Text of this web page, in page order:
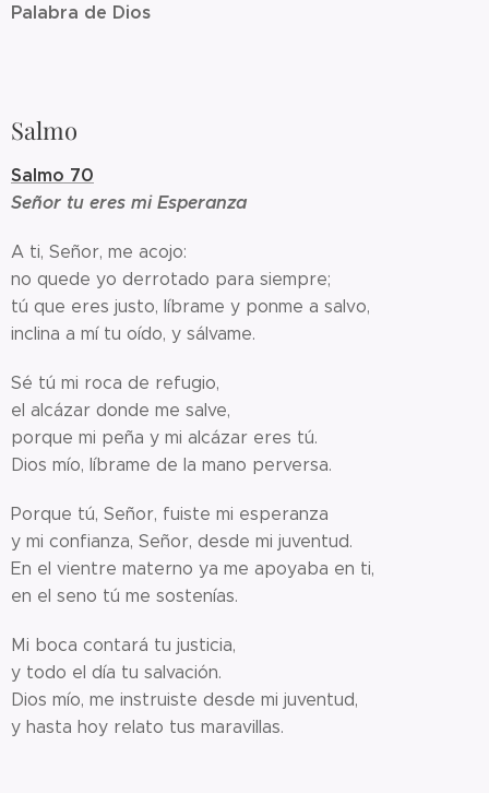
Palabra de Dios
Salmo
Salmo 70
Señor tu eres mi Esperanza
A ti, Señor, me acojo:
no quede yo derrotado para siempre;
tú que eres justo, líbrame y ponme a salvo,
inclina a mí tu oído, y sálvame.
Sé tú mi roca de refugio,
el alcázar donde me salve,
porque mi peña y mi alcázar eres tú.
Dios mío, líbrame de la mano perversa.
Porque tú, Señor, fuiste mi esperanza
y mi confianza, Señor, desde mi juventud.
En el vientre materno ya me apoyaba en ti,
en el seno tú me sostenías.
Mi boca contará tu justicia,
y todo el día tu salvación.
Dios mío, me instruiste desde mi juventud,
y hasta hoy relato tus maravillas.